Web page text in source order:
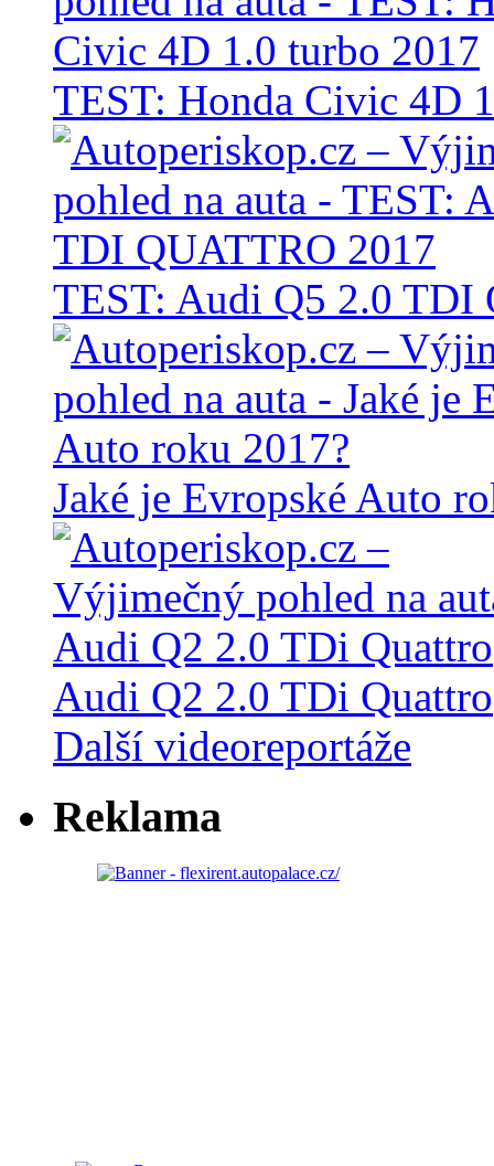
TEST: Honda Civic 4D
TEST: Audi Q5 2.0 TDI
Jaké je Evropské Auto
Audi Q2 2.0 TDi Quattro
Další videoreportáže
Reklama